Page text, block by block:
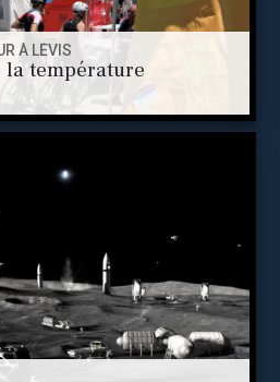
À LÉVIS
la température